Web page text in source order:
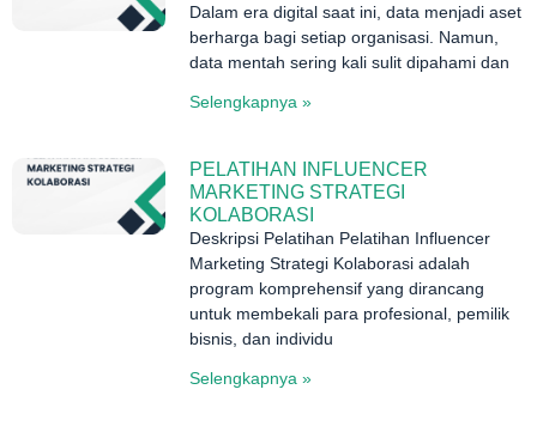
Dalam era digital saat ini, data menjadi aset
berharga bagi setiap organisasi. Namun,
data mentah sering kali sulit dipahami dan
Selengkapnya »
PELATIHAN INFLUENCER
MARKETING STRATEGI
KOLABORASI
Deskripsi Pelatihan Pelatihan Influencer
Marketing Strategi Kolaborasi adalah
program komprehensif yang dirancang
untuk membekali para profesional, pemilik
bisnis, dan individu
Selengkapnya »